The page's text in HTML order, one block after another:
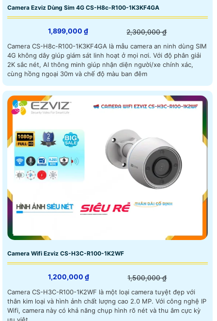
Camera Ezviz Dùng Sim 4G CS-H8c-R100-1K3KF4GA
1,899,000 ₫ 2,300,000 ₫
Camera CS-H8c-R100-1K3KF4GA là mẫu camera an ninh dùng SIM
4G không dây giúp giám sát linh hoạt ở mọi nơi. Với độ phân giải
2K sắc nét, AI thông minh giúp nhận diện người/xe chính xác,
cùng hồng ngoại 30m và chế độ màu ban đêm
Camera Wifi Ezviz CS-H3C-R100-1K2WF
1,200,000 ₫ 1,500,000 ₫
Camera CS-H3C-R100-1K2WF là một loại camera tuyệt đẹp với
thân kim loại và hình ảnh chất lượng cao 2.0 MP. Với công nghệ IP
Wifi, camera này có khả năng chụp hình rõ nét và thu âm cực kỳ